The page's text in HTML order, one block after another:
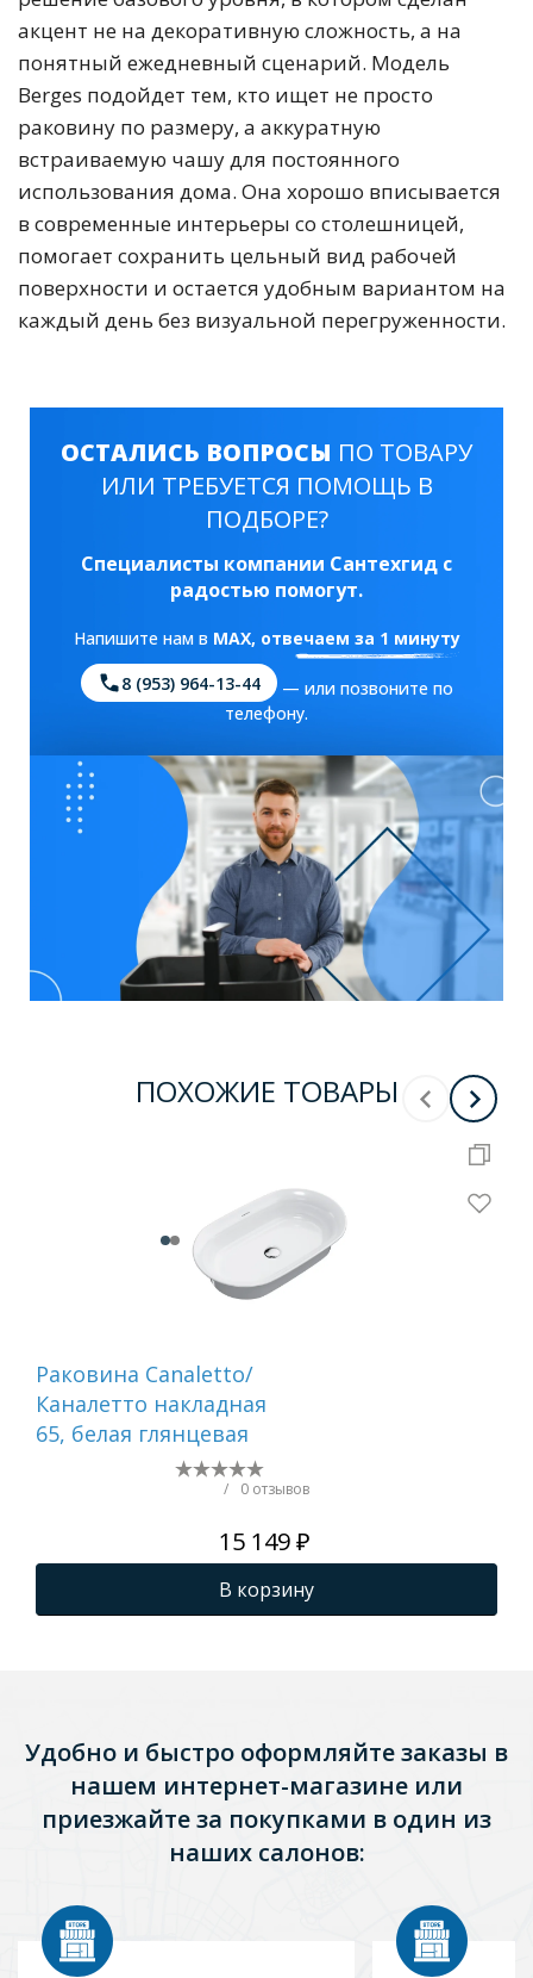
акцент не на декоративную сложность, а на
понятный ежедневный сценарий. Модель
Berges подойдет тем, кто ищет не просто
раковину по размеру, а аккуратную
встраиваемую чашу для постоянного
использования дома. Она хорошо вписывается
в современные интерьеры со столешницей,
помогает сохранить цельный вид рабочей
поверхности и остается удобным вариантом на
каждый день без визуальной перегруженности.
ОСТАЛИСЬ ВОПРОСЫ ПО ТОВАРУ
ИЛИ ТРЕБУЕТСЯ ПОМОЩЬ В
ПОДБОРЕ?
Специалисты компании Сантехгид с
радостью помогут.
Напишите нам в MAX, отвечаем за 1 минуту
8 (953) 964-13-44
— или позвоните по
телефону.
ПОХОЖИЕ ТОВАРЫ
Раковина Canaletto/
Каналетто накладная
65, белая глянцевая
/ 0 отзывов
15 149 ₽
В корзину
Удобно и быстро оформляйте заказы в
нашем интернет-магазине или
приезжайте за покупками в один из
наших салонов: